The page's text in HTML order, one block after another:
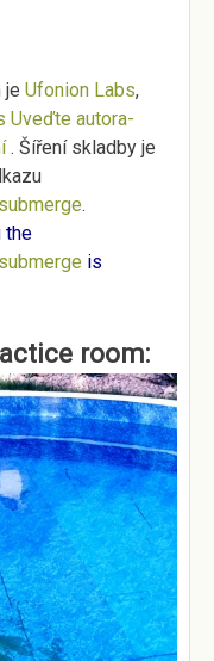
je Ufonion Labs,
Uveďte autora-
. Šíření skladby je
.
the
is
room: